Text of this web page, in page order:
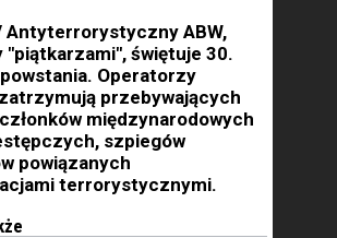
Antyterrorystyczny ABW,
"piątkarzami", świętuje 30.
Operatorzy
przebywających
międzynarodowych
szpiegów
powiązanych
terrorystycznymi.